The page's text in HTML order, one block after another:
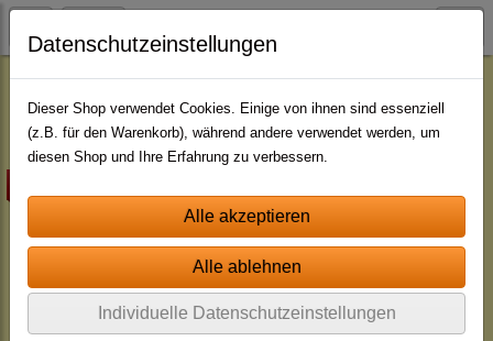
Datenschutzeinstellungen
Dieser Shop verwendet Cookies. Einige von ihnen sind essenziell
(z.B. für den Warenkorb), während andere verwendet werden, um
diesen Shop und Ihre Erfahrung zu verbessern.
Individuelle Datenschutzeinstellungen